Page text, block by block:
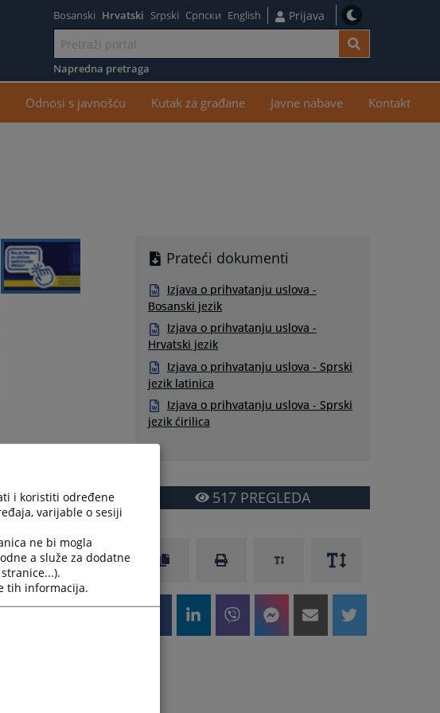
na
sadržaj
Bosanski Hrvatski Srpski Српски English Prijava
Napredna pretraga
Odnosi s javnošću Kutak za građane Javne nabave Kontakt
na pozicije
pogledati na
Prateći dokumenti
Izjava o prihvatanju uslova -
Bosanski jezik
Izjava o prihvatanju uslova -
Hrvatski jezik
Izjava o prihvatanju uslova - Sprski
jezik latinica
Izjava o prihvatanju uslova - Sprski
jezik ćirilica
517PREGLEDA
i koristiti određene
varijable o sesiji
ne bi mogla
a služe za dodatne
tih informacija.